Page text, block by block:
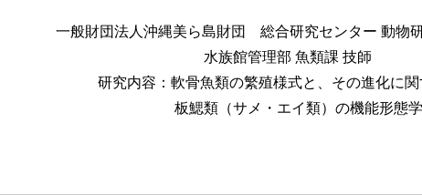
一般財団法人沖縄美ら島財団 総合研究センター 動物
水族館管理部 魚類課 技師
研究内容：軟骨魚類の繁殖様式と、その進化に
板鰓類（サメ・エイ類）の機能形態学